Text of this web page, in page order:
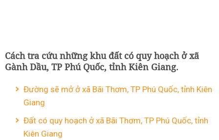
Cách tra cứu những khu đất có quy hoạch ở xã
Gành Dầu, TP Phú Quốc, tỉnh Kiên Giang.
Đường sẽ mở ở xã Bãi Thơm, TP Phú Quốc, tỉnh Kiên
Giang
Đất có quy hoạch ở xã Bãi Thơm, TP Phú Quốc, tỉnh
Kiên Giang